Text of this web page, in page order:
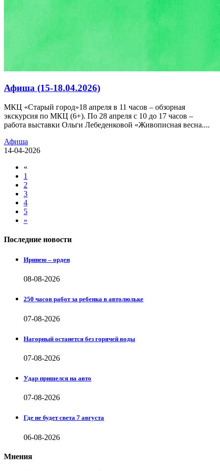
Афиша (15-18.04.2026)
МКЦ «Старый город»18 апреля в 11 часов – обзорная
экскурсия по МКЦ (6+). По 28 апреля с 10 до 17 часов –
работа выставки Ольги Лебеденковой «Живописная весна....
Афиша
14-04-2026
«
1
2
3
4
5
»
Последние новости
Иринею – орден
08-08-2026
250 часов работ за ребенка в автолюльке
07-08-2026
Нагорный останется без горячей воды
07-08-2026
Удар пришелся на авто
07-08-2026
Где не будет света 7 августа
06-08-2026
Мнения